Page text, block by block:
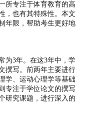
所专注于体育教育的高
，也有其特殊性。本文
年限，帮助考生更好地
为3年。在这3年中，学
撰写。前两年主要进行
学、运动心理学等基础
专注于学位论文的撰写
研究课题，进行深入的